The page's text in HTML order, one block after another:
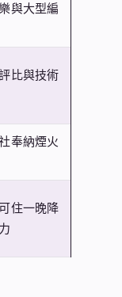
與大型編
比與技術
奉納煙火
住一晚降